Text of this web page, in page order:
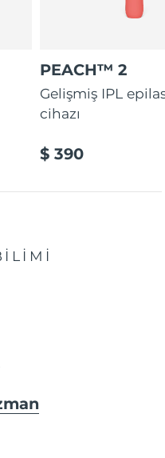
PEACH™ 2
Gelişmiş IPL
cihazı
$ 390